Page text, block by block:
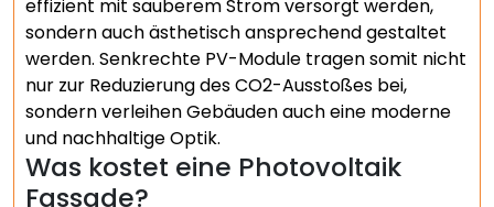
effizient mit sauberem Strom versorgt werden,
sondern auch ästhetisch ansprechend gestaltet
werden. Senkrechte PV-Module tragen somit nicht
nur zur Reduzierung des CO2-Ausstoßes bei,
sondern verleihen Gebäuden auch eine moderne
und nachhaltige Optik.
Was kostet eine Photovoltaik
Fassade?